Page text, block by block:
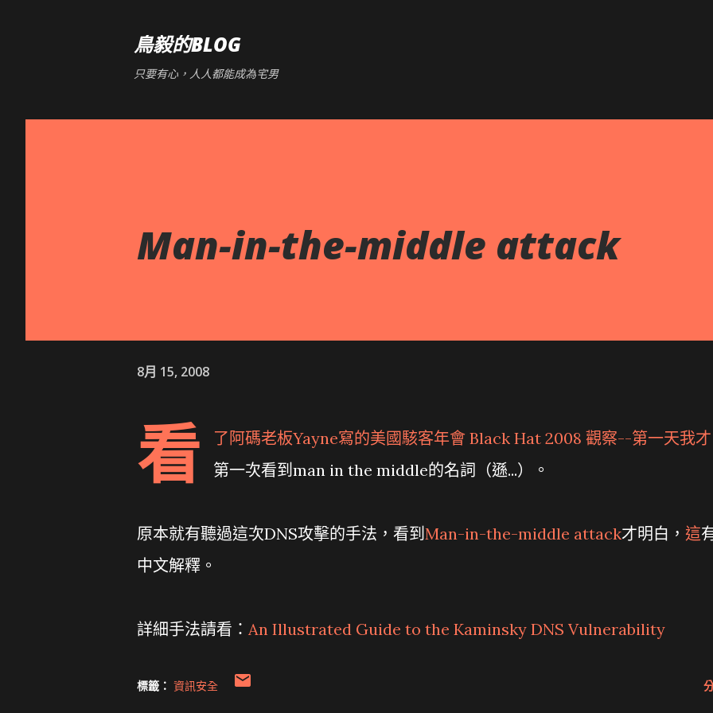
鳥毅的BLOG
只要有心，人人都能成為宅男
Man-in-the-middle attack
8月 15, 2008
看 了阿碼老板Yayne寫的美國駭客年會 Black Hat 2008 觀察--第一天我才
第一次看到man in the middle的名詞（遜...）。
原本就有聽過這次DNS攻擊的手法，看到Man-in-the-middle attack才明白， 這
中文解釋。
詳細手法請看： An Illustrated Guide to the Kaminsky DNS Vulnerability
標籤： 資訊安全